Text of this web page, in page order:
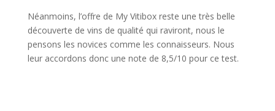
Néanmoins, l’offre de My Vitibox reste une très belle
découverte de vins de qualité qui raviront, nous le
pensons les novices comme les connaisseurs. Nous
leur accordons donc une note de 8,5/10 pour ce test.